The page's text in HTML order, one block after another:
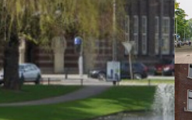
Alle veelgestelde vragen